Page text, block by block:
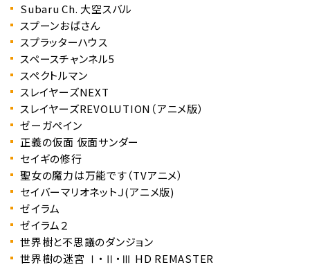
Subaru Ch. 大空スバル
スプーンおばさん
スプラッターハウス
スペースチャンネル5
スペクトルマン
スレイヤーズNEXT
スレイヤーズREVOLUTION（アニメ版）
ゼーガペイン
正義の仮面 仮面サンダー
セイギの修行
聖女の魔力は万能です（TVアニメ）
セイバーマリオネットＪ(アニメ版)
ゼイラム
ゼイラム２
世界樹と不思議のダンジョン
世界樹の迷宮 Ⅰ・Ⅱ・Ⅲ HD REMASTER